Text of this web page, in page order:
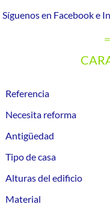
Síguenos en Facebook e
Referencia
Necesita reforma
Antigüedad
Tipo de casa
Alturas del edificio
Material